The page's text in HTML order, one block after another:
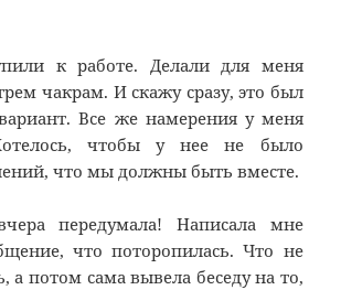
к работе. Делали для меня
чакрам. И скажу сразу, это был
Все же намерения у меня
чтобы у нее не было
что мы должны быть вместе.
передумала! Написала мне
что поторопилась. Что не
а потом сама вывела беседу на то,